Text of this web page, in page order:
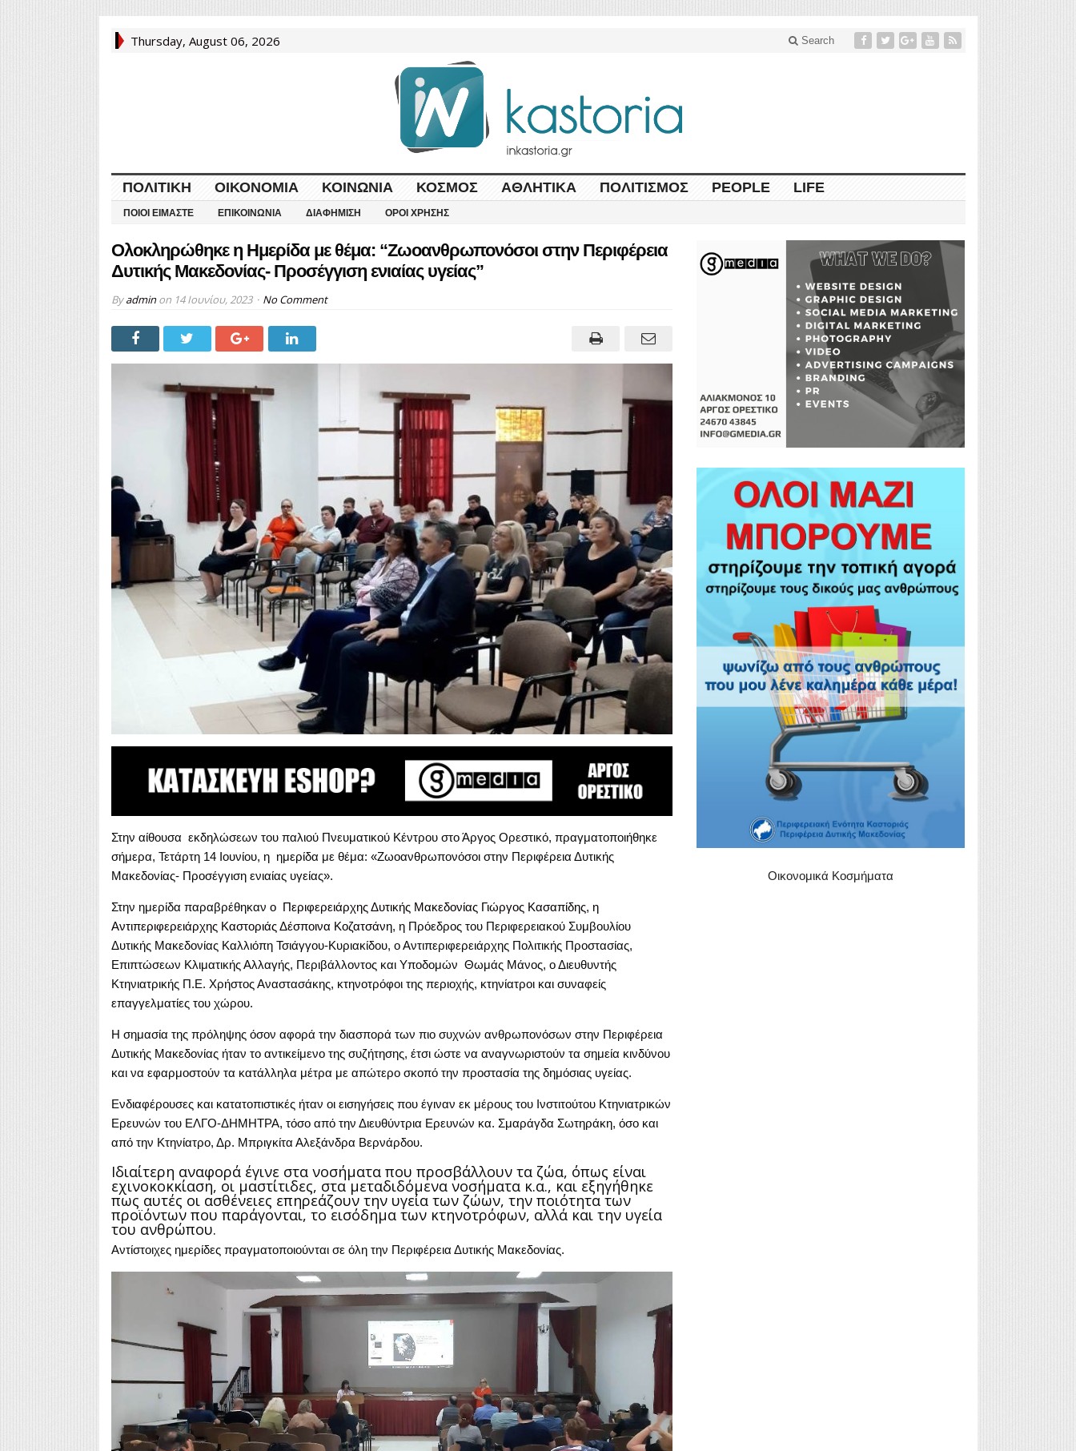
Thursday, August 06, 2026 Search
ΠΟΛΙΤΙΚΉ ΟΙΚΟΝΟΜΊΑ ΚΟΙΝΩΝΊΑ ΚΌΣΜΟΣ ΑΘΛΗΤΙΚΆ ΠΟΛΙΤΙΣΜΌΣ PEOPLE LIFE
ΠΟΙΟΙ ΕΊΜΑΣΤΕ ΕΠΙΚΟΙΝΩΝΊΑ ΔΙΑΦΉΜΙΣΗ ΌΡΟΙ ΧΡΉΣΗΣ
Ολοκληρώθηκε η Ημερίδα με θέμα: “Ζωοανθρωπονόσοι στην Περιφέρεια
Δυτικής Μακεδονίας- Προσέγγιση ενιαίας υγείας”
Byadminon 14 Ιουνίου, 2023 No Comment
Στην αίθουσα εκδηλώσεων του παλιού Πνευματικού Κέντρου στο Άργος Ορεστικό, πραγματοποιήθηκε
σήμερα, Τετάρτη 14 Ιουνίου, η ημερίδα με θέμα: «Ζωοανθρωπονόσοι στην Περιφέρεια Δυτικής
Μακεδονίας- Προσέγγιση ενιαίας υγείας».
Στην ημερίδα παραβρέθηκαν ο Περιφερειάρχης Δυτικής Μακεδονίας Γιώργος Κασαπίδης, η
Αντιπεριφερειάρχης Καστοριάς Δέσποινα Κοζατσάνη, η Πρόεδρος του Περιφερειακού Συμβουλίου
Δυτικής Μακεδονίας Καλλιόπη Τσιάγγου-Κυριακίδου, ο Αντιπεριφερειάρχης Πολιτικής Προστασίας,
Επιπτώσεων Κλιματικής Αλλαγής, Περιβάλλοντος και Υποδομών Θωμάς Μάνος, ο Διευθυντής
Κτηνιατρικής Π.Ε. Χρήστος Αναστασάκης, κτηνοτρόφοι της περιοχής, κτηνίατροι και συναφείς
επαγγελματίες του χώρου.
Η σημασία της πρόληψης όσον αφορά την διασπορά των πιο συχνών ανθρωπονόσων στην Περιφέρεια
Δυτικής Μακεδονίας ήταν το αντικείμενο της συζήτησης, έτσι ώστε να αναγνωριστούν τα σημεία κινδύνου
και να εφαρμοστούν τα κατάλληλα μέτρα με απώτερο σκοπό την προστασία της δημόσιας υγείας.
Ενδιαφέρουσες και κατατοπιστικές ήταν οι εισηγήσεις που έγιναν εκ μέρους του Ινστιτούτου Κτηνιατρικών
Ερευνών του ΕΛΓΟ-ΔΗΜΗΤΡΑ, τόσο από την Διευθύντρια Ερευνών κα. Σμαράγδα Σωτηράκη, όσο και
από την Κτηνίατρο, Δρ. Μπριγκίτα Αλεξάνδρα Βερνάρδου.
Ιδιαίτερη αναφορά έγινε στα νοσήματα που προσβάλλουν τα ζώα, όπως είναι
εχινοκοκκίαση, οι μαστίτιδες, στα μεταδιδόμενα νοσήματα κ.α., και εξηγήθηκε
πως αυτές οι ασθένειες επηρεάζουν την υγεία των ζώων, την ποιότητα των
προϊόντων που παράγονται, το εισόδημα των κτηνοτρόφων, αλλά και την υγεία
του ανθρώπου.
Αντίστοιχες ημερίδες πραγματοποιούνται σε όλη την Περιφέρεια Δυτικής Μακεδονίας.
Οικονομικά Κοσμήματα